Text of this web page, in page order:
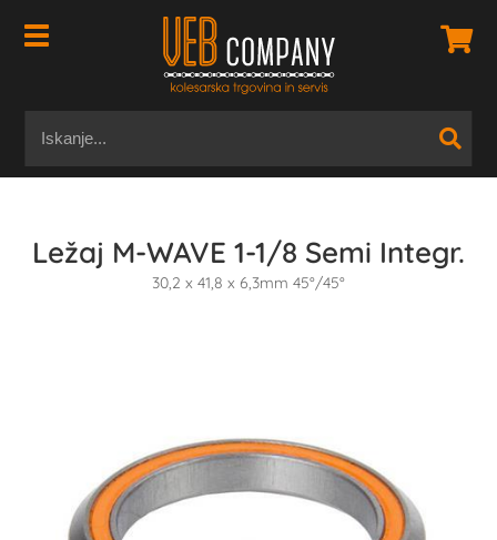
Ležaj M-WAVE 1-1/8 Semi Integr.
30,2 x 41,8 x 6,3mm 45°/45°